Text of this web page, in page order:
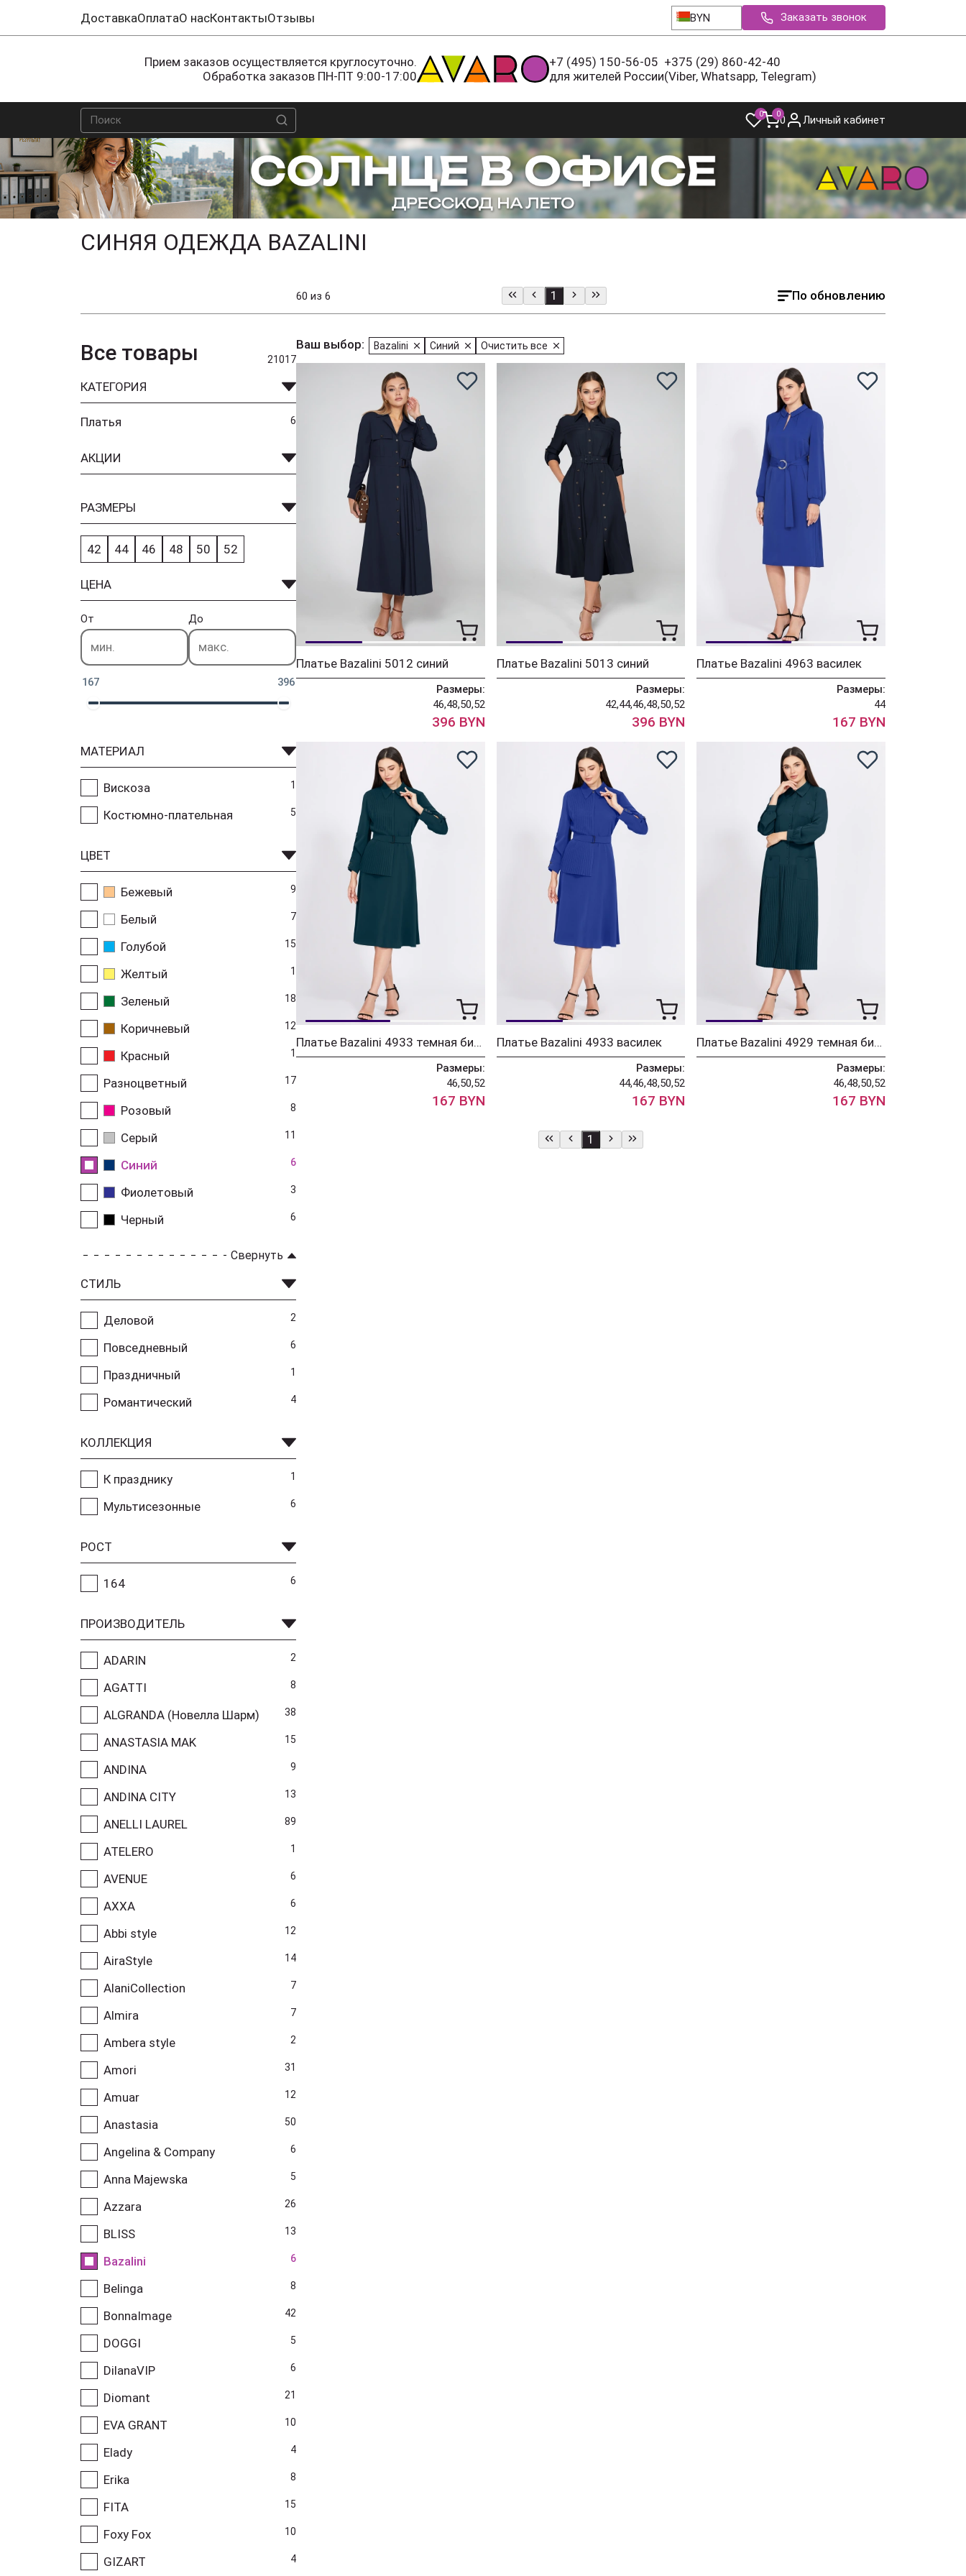
ДоставкаОплатаО насКонтактыОтзывы BYN Заказать звонок
Прием заказов осуществляется круглосуточно.
Обработка заказов ПН-ПТ 9:00-17:00
+7 (495) 150-56-05
для жителей России
+375 (29) 860-42-40
(Viber, Whatsapp, Telegram)
0 00 Личный кабинет
СИНЯЯ ОДЕЖДА BAZALINI
60 из 6 По обновлению
1
Все товары 21017
КАТЕГОРИЯ
Платья 6
АКЦИИ
РАЗМЕРЫ
42 44 46 48 50 52
ЦЕНА
От До
167 396
МАТЕРИАЛ
Вискоза 1
Костюмно-плательная 5
ЦВЕТ
Бежевый 9
Белый 7
Голубой 15
Желтый 1
Зеленый 18
Коричневый 12
Красный 1
Разноцветный 17
Розовый 8
Серый 11
Синий 6
Фиолетовый 3
Черный 6
Свернуть
СТИЛЬ
Деловой 2
Повседневный 6
Праздничный 1
Романтический 4
КОЛЛЕКЦИЯ
К празднику 1
Мультисезонные 6
РОСТ
164 6
ПРОИЗВОДИТЕЛЬ
ADARIN 2
AGATTI 8
ALGRANDA (Новелла Шарм) 38
ANASTASIA MAK 15
ANDINA 9
ANDINA CITY 13
ANELLI LAUREL 89
ATELERO 1
AVENUE 6
AXXA 6
Abbi style 12
AiraStyle 14
AlaniCollection 7
Almira 7
Ambera style 2
Amori 31
Amuar 12
Anastasia 50
Angelina & Company 6
Anna Majewska 5
Azzara 26
BLISS 13
Bazalini 6
Belinga 8
BonnaImage 42
DOGGI 5
DilanaVIP 6
Diomant 21
EVA GRANT 10
Elady 4
Erika 8
FITA 15
Foxy Fox 10
GIZART 4
Ваш выбор: Bazalini Синий Очистить все
Платье Bazalini 5012 синий
Размеры:
46,48,50,52
396 BYN
Платье Bazalini 5013 синий
Размеры:
42,44,46,48,50,52
396 BYN
Платье Bazalini 4963 василек
Размеры:
44
167 BYN
Платье Bazalini 4933 темная бирюза
Размеры:
46,50,52
167 BYN
Платье Bazalini 4933 василек
Размеры:
44,46,48,50,52
167 BYN
Платье Bazalini 4929 темная бирюза
Размеры:
46,48,50,52
167 BYN
1